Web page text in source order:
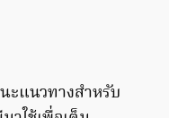
ะแนวทางสำหรับ